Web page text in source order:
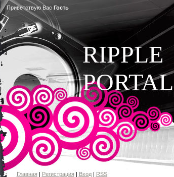
Приветствую Вас Гость
RIPPLE
PORTAL
Главная| Регистрация| Вход| RSS